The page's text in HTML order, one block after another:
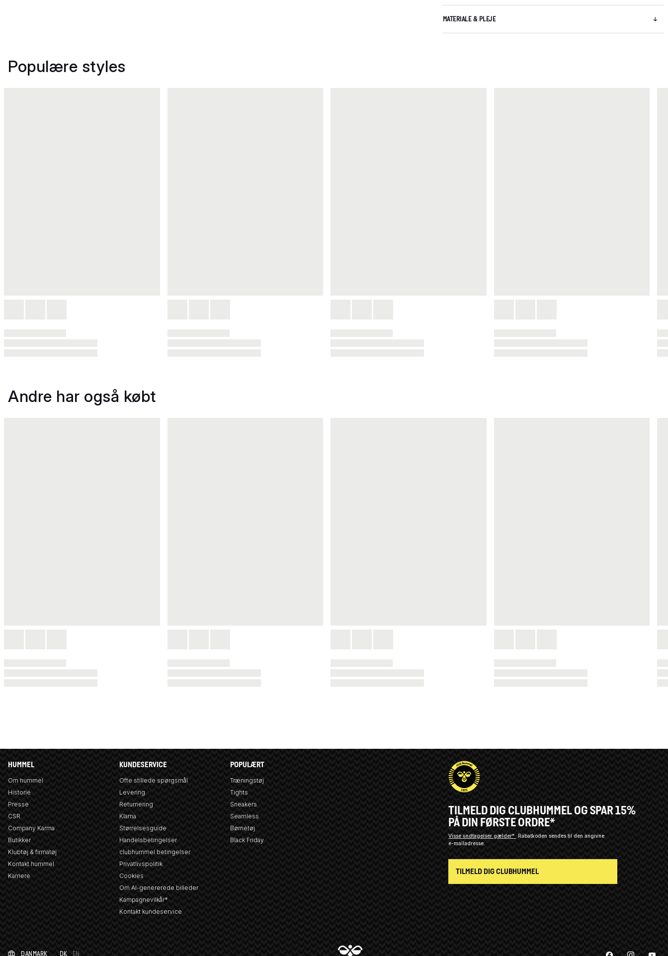
MATERIALE & PLEJE
Populære styles
Andre har også købt
HUMMEL
Om hummel
Historie
Presse
CSR
Company Karma
Butikker
Klubtøj & firmatøj
Kontakt hummel
Karriere
KUNDESERVICE
Ofte stillede spørgsmål
Levering
Returnering
Klarna
Størrelsesguide
Handelsbetingelser
clubhummel betingelser
Privatlivspolitik
Cookies
Om AI-genererede billeder
Kampagnevilkår*
Kontakt kundeservice
POPULÆRT
Træningstøj
Tights
Sneakers
Seamless
Børnetøj
Black Friday
TILMELD DIG CLUBHUMMEL OG SPAR 15%
PÅ DIN FØRSTE ORDRE*
Visse undtagelser gælder*
Rabatkoden sendes til den angivne
e-mailadresse.
TILMELD DIG CLUBHUMMEL
DANMARK DK EN